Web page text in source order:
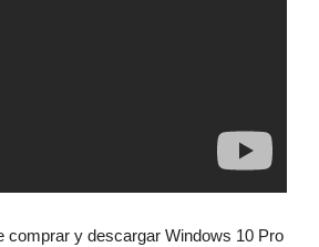
comprar y descargar Windows 10 Pro